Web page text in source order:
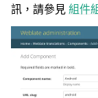
訊，請參見 組件